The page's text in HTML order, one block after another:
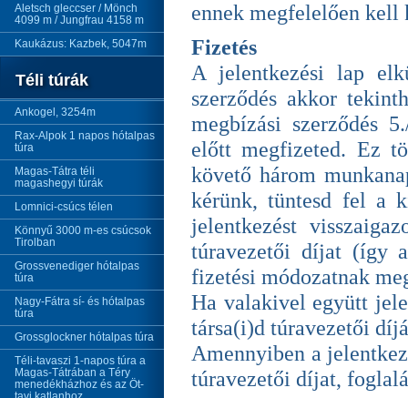
Aletsch gleccser / Mönch
4099 m / Jungfrau 4158 m
Kaukázus: Kazbek, 5047m
Téli túrák
Ankogel, 3254m
Rax-Alpok 1 napos hótalpas
túra
Magas-Tátra téli
magashegyi túrák
Lomnici-csúcs télen
Könnyű 3000 m-es csúcsok
Tirolban
Grossvenediger hótalpas
túra
Nagy-Fátra sí- és hótalpas
túra
Grossglockner hótalpas túra
Téli-tavaszi 1-napos túra a
Magas-Tátrában a Téry
menedékházhoz és az Öt-
ennek megfelelően
Fizetés
A jelentkezési lap
szerződés akkor
megbízási szerződés
előtt megfizeted. Ez
követő három
kérünk, tüntesd fel a
jelentkezést
túravezetői díjat (így
fizetési módozatnak
Ha valakivel együtt
társa(i)d túravezetői
Amennyiben a
túravezetői díjat,